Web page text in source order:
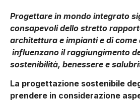
Progettare in mondo integrato
consapevoli dello stretto
architettura e impianti e di come
influenzano il raggiungimento
sostenibilità, benessere e
La progettazione sostenibile
prende­re in considerazione